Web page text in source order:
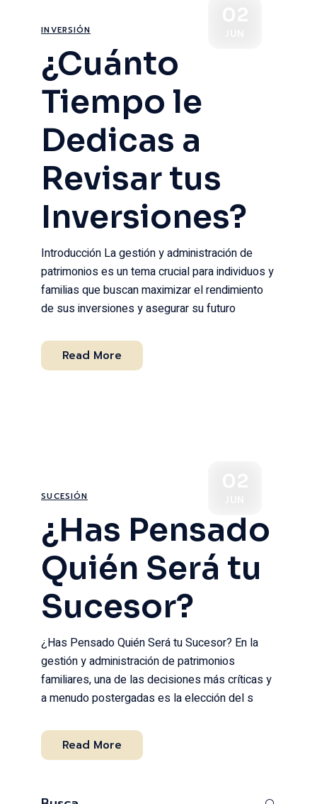
INVERSIÓN
¿Cuánto
Tiempo le
Dedicas a
Revisar tus
Inversiones?
Introducción La gestión y administración de
patrimonios es un tema crucial para individuos y
familias que buscan maximizar el rendimiento
de sus inversiones y asegurar su futuro
Read More
SUCESIÓN
¿Has Pensado
Quién Será tu
Sucesor?
¿Has Pensado Quién Será tu Sucesor? En la
gestión y administración de patrimonios
familiares, una de las decisiones más críticas y
a menudo postergadas es la elección del s
Read More
Search